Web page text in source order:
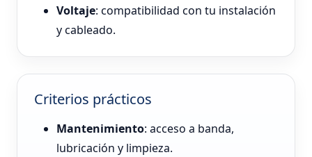
Voltaje: compatibilidad con tu instalación
y cableado.
Criterios prácticos
Mantenimiento: acceso a banda,
lubricación y limpieza.